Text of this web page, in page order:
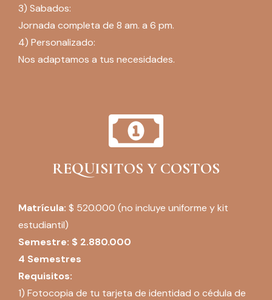
3) Sabados:
Jornada completa de 8 am. a 6 pm.
4) Personalizado:
Nos adaptamos a tus necesidades.
REQUISITOS Y COSTOS
Matrícula: $ 520.000 (no incluye uniforme y kit
estudiantil)
Semestre: $ 2.880.000
4 Semestres
Requisitos:
1) Fotocopia de tu tarjeta de identidad o cédula de